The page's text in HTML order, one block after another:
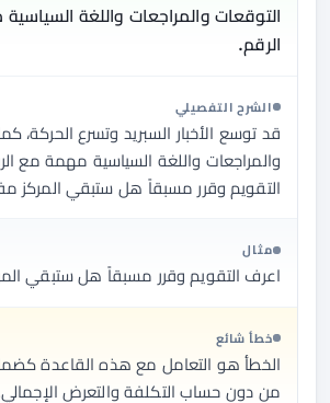
التوقعات والمراجعات واللغة
الرقم.
الشرح التفصيلي
قد توسع الأخبار السبريد وتسرع الحركة،
والمراجعات واللغة السياسية مهمة مع
التقويم وقرر مسبقاً هل ستبقي المركز
مثال
اعرف التقويم وقرر مسبقاً هل ستبقي
خطأ شائع
الخطأ هو التعامل مع هذه القاعدة
من دون حساب التكلفة والتعرض